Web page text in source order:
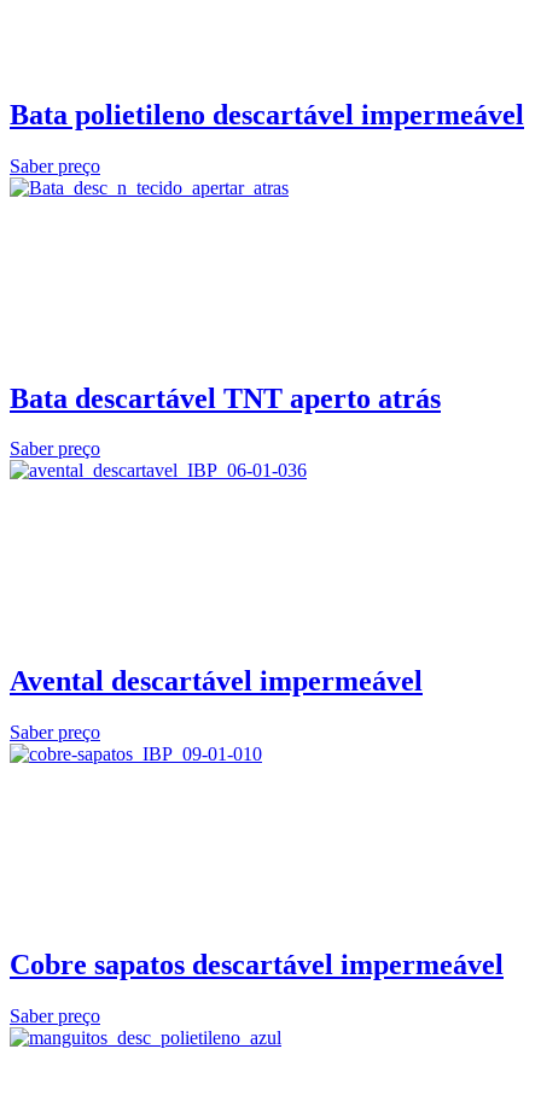
Bata polietileno descartável impermeável
Saber preço
Bata descartável TNT aperto atrás
Saber preço
Avental descartável impermeável
Saber preço
Cobre sapatos descartável impermeável
Saber preço